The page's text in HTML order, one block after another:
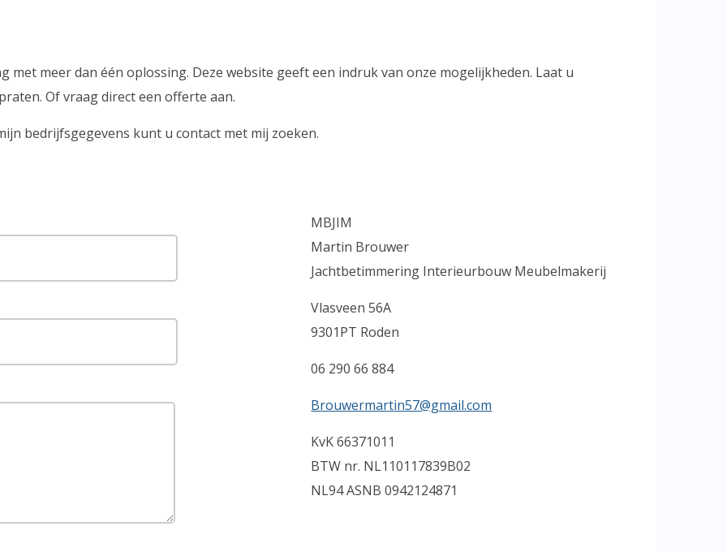
met meer dan één oplossing. Deze website geeft een indruk van onze mogelijkheden. Laat u
Of vraag direct een offerte aan.
bedrijfsgegevens kunt u contact met mij zoeken.
MBJIM
Martin Brouwer
Jachtbetimmering Interieurbouw Meubelmakerij
Vlasveen 56A
9301PT Roden
06 290 66 884
Brouwermartin57@gmail.com
KvK 66371011
BTW nr. NL110117839B02
NL94 ASNB 0942124871